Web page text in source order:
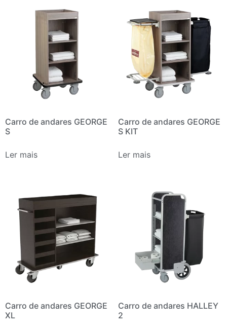
Carro de andares GEORGE
S
Ler mais
Carro de andares GEORGE
S KIT
Ler mais
Carro de andares GEORGE
XL
Carro de andares HALLEY
2